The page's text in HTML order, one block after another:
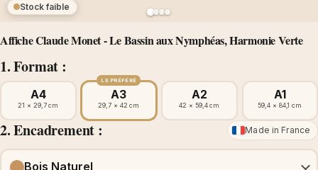
Affiche Claude Monet - Le Bassin aux Nymphéas, Harmonie Verte
1. Format :
Stock faible
A4
21 × 29,7 cm
LE PRÉFÉRÉ
A3
29,7 × 42 cm
A2
42 × 59,4 cm
A1
59,4 × 84,1 cm
2. Encadrement : Made in France
Bois Naturel